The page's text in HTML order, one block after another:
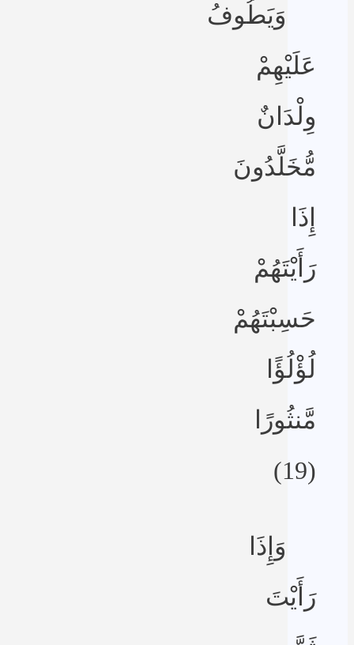
وَيَطُوفُ
عَلَيْهِمْ
وِلْدَانٌ
مُّخَلَّدُونَ
إِذَا
رَأَيْتَهُمْ
حَسِبْتَهُمْ
لُؤْلُؤًا
مَّنثُورًا
(19)
وَإِذَا
رَأَيْتَ